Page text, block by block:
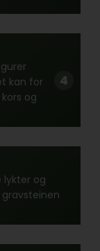
kan for
og
lykter og